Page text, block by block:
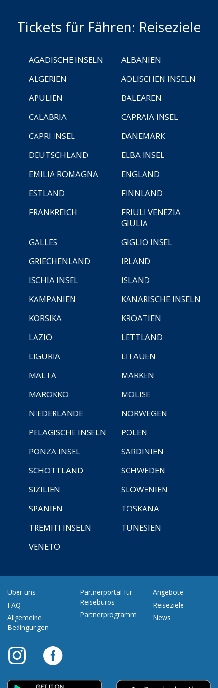
Tickets für Fähren: Reiseziele
ÄGADISCHE INSELN
ALBANIEN
ALGERIEN
ÄOLISCHEN INSELN
APULIEN
BALEAREN
CALABRIA
CAPRAIA INSEL
CAPRI INSEL
DÄNEMARK
DEUTSCHLAND
ELBA INSEL
EMILIA ROMAGNA
ENGLAND
ESTLAND
FINNLAND
FRANKREICH
FRIULI VENEZIA
GIULIA
GALLES
GIGLIO INSEL
GRIECHENLAND
IRLAND
ISCHIA INSEL
ISLAND
KAMPANIEN
KANARISCHE INSELN
KORSIKA
KROATIEN
LAZIO
LETTLAND
LIGURIA
LITAUEN
MALTA
MARKEN
MAROKKO
MOLISE
NIEDERLANDE
NORWEGEN
PELAGISCHE INSELN
POLEN
PONZA INSEL
SARDINIEN
SCHOTTLAND
SCHWEDEN
SIZILIEN
SLOWENIEN
SPANIEN
TOSKANA
TREMITI INSELN
TUNESIEN
VENETO
Über uns
FAQ
Allgemeine
Bedingungen
Partnerportal für
Reisebüros
Partnerprogramm
Angebote
Reiseziele
News